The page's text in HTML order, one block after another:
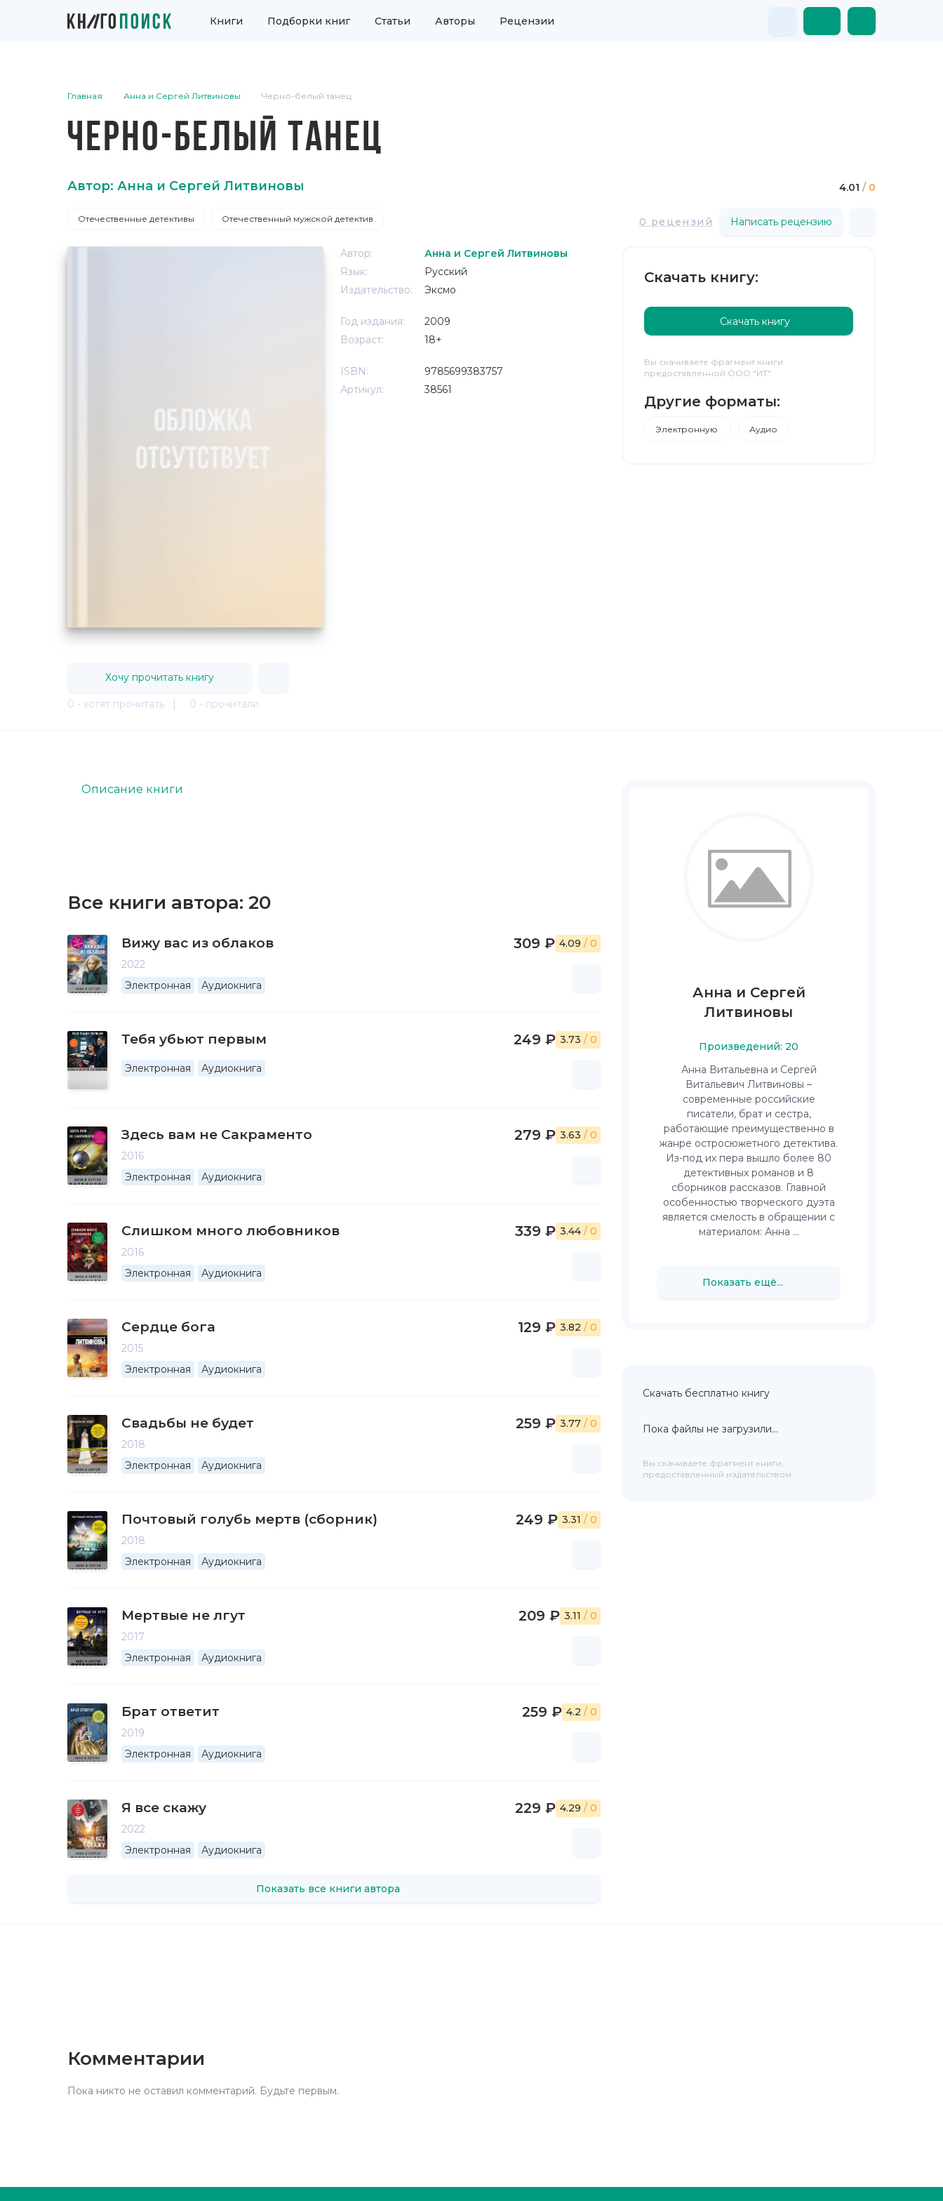
Книги Подборки книг Статьи Авторы Рецензии
Главная Анна и Сергей Литвиновы Черно-белый танец
ЧЕРНО-БЕЛЫЙ ТАНЕЦ
Автор: Анна и Сергей Литвиновы 4.01 / 0
Отечественные детективы Отечественный мужской детектив 0 рецензий Написать рецензию
Автор:
Анна и Сергей Литвиновы
Язык:
Русский
Издательство:
Эксмо
Год издания:
2009
Возраст:
18+
ISBN:
9785699383757
Артикул:
38561
Скачать книгу:
Скачать книгу
Вы скачиваете фрагмент книги
предоставленной ООО "ИТ"
Другие форматы:
Электронную Аудио
Хочу прочитать книгу
0 - хотят прочитать | 0 - прочитали
Описание книги
Все книги автора: 20
Вижу вас из облаков
2022
Электронная
Аудиокнига
309 ₽ 4.09 / 0
Тебя убьют первым
Электронная Аудиокнига
249 ₽ 3.73 / 0
Здесь вам не Сакраменто
2016
Электронная
Аудиокнига
279 ₽ 3.63 / 0
Слишком много любовников
2016
Электронная
Аудиокнига
339 ₽ 3.44 / 0
Сердце бога
2015
Электронная
Аудиокнига
129 ₽ 3.82 / 0
Свадьбы не будет
2018
Электронная
Аудиокнига
259 ₽ 3.77 / 0
Почтовый голубь мертв (сборник)
2018
Электронная
Аудиокнига
249 ₽ 3.31 / 0
Мертвые не лгут
2017
Электронная
Аудиокнига
209 ₽ 3.11 / 0
Брат ответит
2019
Электронная
Аудиокнига
259 ₽ 4.2 / 0
Я все скажу
2022
Электронная
Аудиокнига
229 ₽ 4.29 / 0
Показать все книги автора
Анна и Сергей
Литвиновы
Произведений: 20
Анна Витальевна и Сергей
Витальевич Литвиновы –
современные российские
писатели, брат и сестра,
работающие преимущественно в
жанре остросюжетного детектива.
Из-под их пера вышло более 80
детективных романов и 8
сборников рассказов. Главной
особенностью творческого дуэта
является смелость в обращении с
материалом: Анна ...
Показать ещё...
Скачать бесплатно книгу
Пока файлы не загрузили...
Вы скачиваете фрагмент книги,
предоставленный издательством
Комментарии
Пока никто не оставил комментарий. Будьте первым.